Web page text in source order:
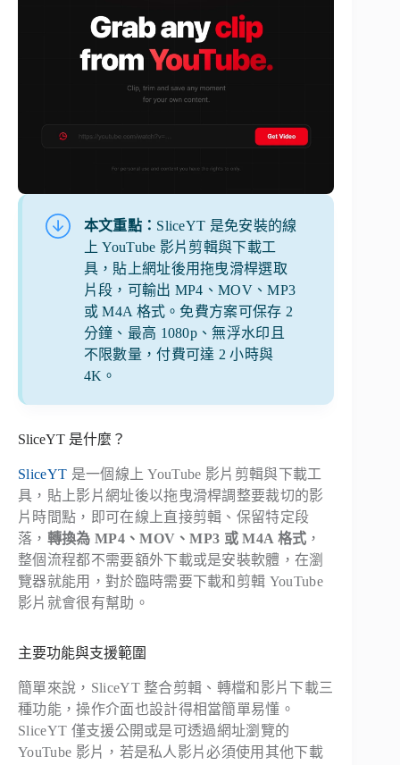
本文重點： SliceYT 是免安裝的線
上 YouTube 影片剪輯與下載工
具，貼上網址後用拖曳滑桿選取
片段，可輸出 MP4、MOV、MP3
或 M4A 格式。免費方案可保存 2
分鐘、最高 1080p、無浮水印且
不限數量，付費可達 2 小時與
4K。
SliceYT 是什麼？
SliceYT 是一個線上 YouTube 影片剪輯與下載工
具，貼上影片網址後以拖曳滑桿調整要裁切的影
片時間點，即可在線上直接剪輯、保留特定段
落， 轉換為 MP4、MOV、MP3 或 M4A 格式 ，
整個流程都不需要額外下載或是安裝軟體，在瀏
覽器就能用，對於臨時需要下載和剪輯 YouTube
影片就會很有幫助。
主要功能與支援範圍
簡單來說，SliceYT 整合剪輯、轉檔和影片下載三
種功能，操作介面也設計得相當簡單易懂。
SliceYT 僅支援公開或是可透過網址瀏覽的
YouTube 影片，若是私人影片必須使用其他下載